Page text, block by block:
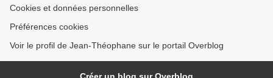
Cookies et données personnelles
Préférences cookies
Voir le profil de Jean-Théophane sur le portail Overblog